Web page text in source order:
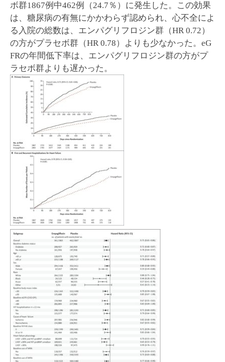
ボ群1867例中462例（24.7％）に発生した。この効果
は、糖尿病の有無にかかわらず認められ、心不全によ
る入院の総数は、エンパグリフロジン群（HR 0.72）
の方がプラセボ群（HR 0.78）よりも少なかった。eG
FRの年間低下率は、エンパグリフロジン群の方がプ
ラセボ群よりも遅かった。